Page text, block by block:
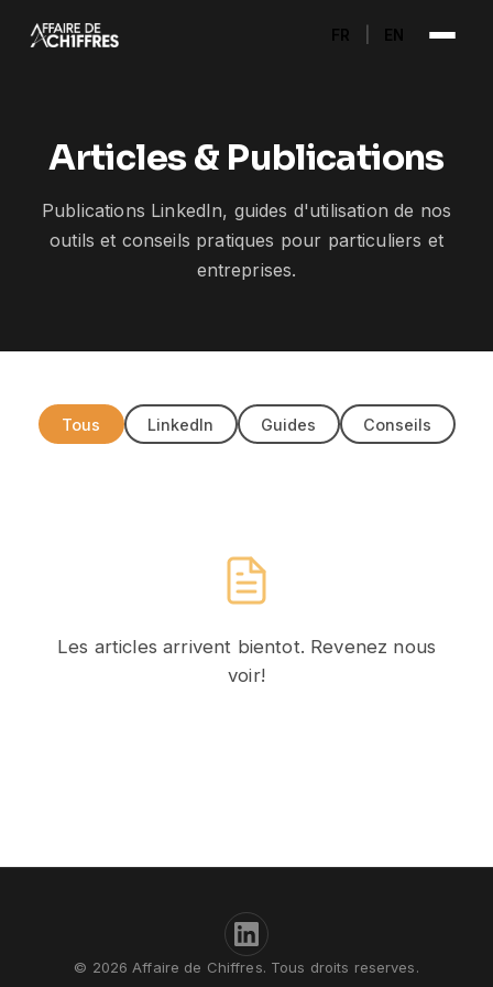
FR EN
Articles & Publications
Publications LinkedIn, guides d'utilisation de nos
outils et conseils pratiques pour particuliers et
entreprises.
Tous LinkedIn Guides Conseils
Les articles arrivent bientot. Revenez nous
voir!
© 2026 Affaire de Chiffres. Tous droits reserves.